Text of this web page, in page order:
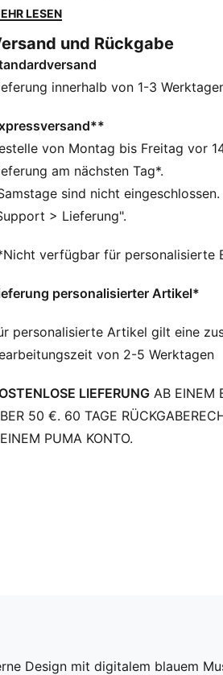
und überwiegend dunkler
Vereinswappen auf der Brust. Dank
dryCELL
sorgt dieses Trikot für
+ VORTEILE
Hochfunktionale Materialien
Schweiß von deiner Haut weg
du beim Training angenehm
Teil des RE:FIBRE-Programms ist
von Textilabfällen
Doubleface-Jacquard
Rundhalsausschnitt
Regulär
und PUMA Branding-Details
LESEN
und Rückgabe
innerhalb von 1-3
von Montag bis Freitag vor
am nächsten Tag*.
sind nicht
> Lieferung".
verfügbar für personalisierte
personalisierter Artikel*
personalisierte Artikel gilt eine
von 2-5 Werktagen
LIEFERUNG AB EINEM
50 €. 60 TAGE
PUMA KONTO.
Design mit digitalem blauem